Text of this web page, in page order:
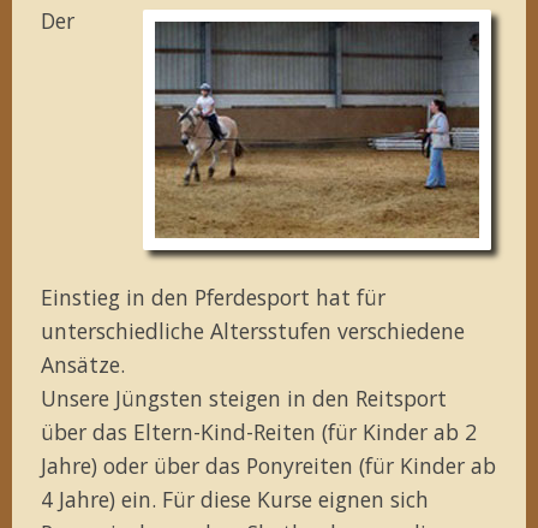
Der
Einstieg in den Pferdesport hat für
unterschiedliche Altersstufen verschiedene
Ansätze.
Unsere Jüngsten steigen in den Reitsport
über das Eltern-Kind-Reiten (für Kinder ab 2
Jahre) oder über das Ponyreiten (für Kinder ab
4 Jahre) ein. Für diese Kurse eignen sich